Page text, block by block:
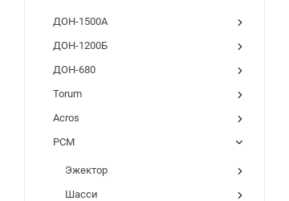
ДОН-1500А
ДОН-1200Б
ДОН-680
Torum
Acros
РСМ
Эжектор
Шасси